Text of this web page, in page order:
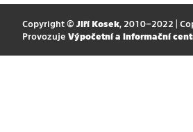
Copyright © Jiří Kosek, 2010–2022 |
Provozuje Výpočetní a informační